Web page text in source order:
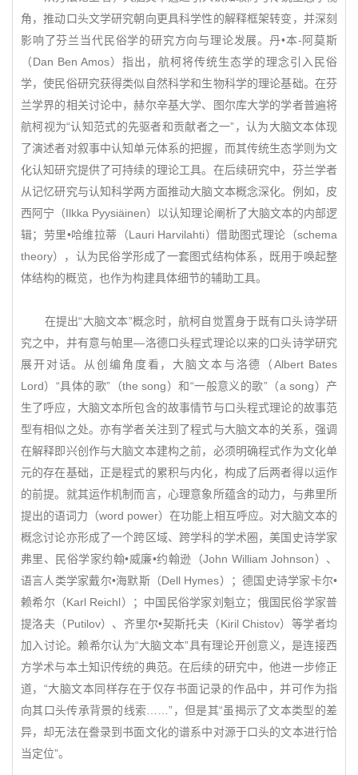
角，推动口头文学研究朝向更具科学性的解释框架转变，并深刻
影响了芬兰当代民俗学的研究方向与理论发展。丹•本-阿莫斯
（Dan Ben Amos）指出，航柯将传统生态学的理念引入民俗
学，使民俗研究获得类似自然科学和生物科学的理论基础。在芬
兰学界的相关讨论中，赫尔辛基大学、图尔库大学的学者普遍将
航柯视为“认知范式的先驱者和贡献者之一”，认为大脑文本体现
了演述者对叙事中认知单元体系的把握，而其传统生态学则为文
化认知研究提供了可持续的理论工具。在后续研究中，芬兰学者
从记忆研究与认知科学两方面推动大脑文本概念深化。例如，皮
西阿宁（Ilkka Pyysiäinen）以认知理论阐析了大脑文本的内部逻
辑；劳里•哈维拉蒂（Lauri Harvilahti）借助图式理论（schema
theory），认为民俗学形成了一套图式结构体系，既用于唤起整
体结构的概览，也作为构建具体细节的辅助工具。
在提出“大脑文本”概念时，航柯自觉置身于既有口头诗学研
究之中，并有意与帕里—洛德口头程式理论以来的口头诗学研究
展开对话。从创编角度看，大脑文本与洛德（Albert Bates
Lord）“具体的歌”（the song）和“一般意义的歌”（a song）产
生了呼应，大脑文本所包含的故事情节与口头程式理论的故事范
型有相似之处。亦有学者关注到了程式与大脑文本的关系，强调
在解释即兴创作与大脑文本建构之前，必须明确程式作为文化单
元的存在基础，正是程式的累积与内化，构成了后两者得以运作
的前提。就其运作机制而言，心理意象所蕴含的动力，与弗里所
提出的语词力（word power）在功能上相互呼应。对大脑文本的
概念讨论亦形成了一个跨区域、跨学科的学术圈，美国史诗学家
弗里、民俗学家约翰•威廉•约翰逊（John William Johnson）、
语言人类学家戴尔•海默斯（Dell Hymes）；德国史诗学家卡尔•
赖希尔（Karl Reichl）；中国民俗学家刘魁立；俄国民俗学家普
提洛夫（Putilov）、齐里尔•契斯托夫（Kiril Chistov）等学者均
加入讨论。赖希尔认为“大脑文本”具有理论开创意义，是连接西
方学术与本土知识传统的典范。在后续的研究中，他进一步修正
道，“大脑文本同样存在于仅存书面记录的作品中，并可作为指
向其口头传承背景的线索……”，但是其“虽揭示了文本类型的差
异，却无法在誊录到书面文化的谱系中对源于口头的文本进行恰
当定位”。